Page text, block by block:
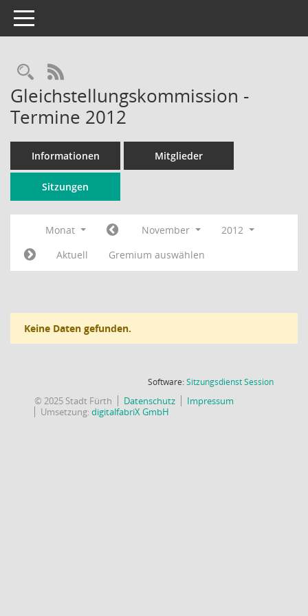
Toggle navigation
Rechercheauswahl
RSS-Feed
Gleichstellungskommission -
Termine 2012
Informationen Mitglieder
Sitzungen
Monat November
2012
Aktuell
Gremium auswählen
Keine Daten gefunden.
Software:SitzungsdienstSession(Wird in
© 2025 Stadt Fürth Datenschutz
Impressum
Umsetzung:digitalfabriX GmbH